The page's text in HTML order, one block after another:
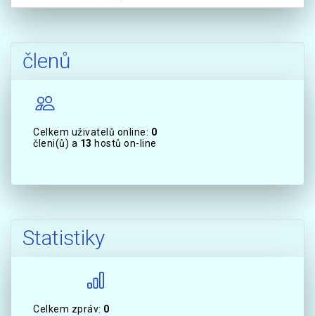
členů
Celkem uživatelů online: 0
členi(ů) a 13 hostů on-line
Statistiky
Celkem zpráv: 0